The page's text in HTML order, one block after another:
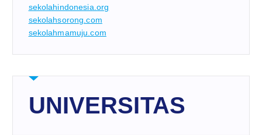
sekolahindonesia.org
sekolahsorong.com
sekolahmamuju.com
UNIVERSITAS